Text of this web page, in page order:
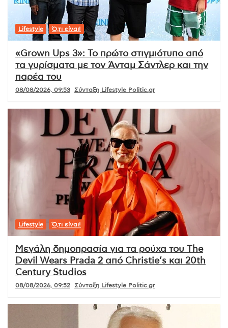
Lifestyle Ό,τι είναι!
«Grown Ups 3»: Το πρώτο στιγμιότυπο από
τα γυρίσματα με τον Άνταμ Σάντλερ και την
παρέα του
08/08/2026, 09:53 Σύνταξη Lifestyle Politic.gr
Lifestyle Ό,τι είναι!
Μεγάλη δημοπρασία για τα ρούχα του The
Devil Wears Prada 2 από Christie’s και 20th
Century Studios
08/08/2026, 09:52 Σύνταξη Lifestyle Politic.gr